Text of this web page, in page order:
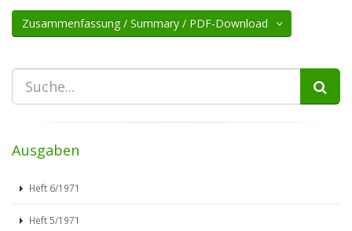
Zusammenfassung / Summary / PDF-Download
Ausgaben
Heft 6/1971
Heft 5/1971